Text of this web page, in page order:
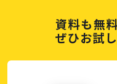
資料も無
ぜひお試